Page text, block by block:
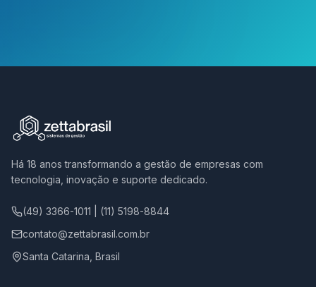
Há 18 anos transformando a gestão de empresas com
tecnologia, inovação e suporte dedicado.
(49) 3366-1011 | (11) 5198-8844
contato@zettabrasil.com.br
Santa Catarina, Brasil